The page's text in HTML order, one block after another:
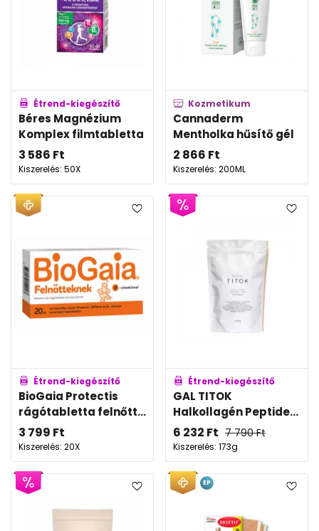
Étrend-kiegészítő
Béres Magnézium
Komplex filmtabletta
3 586 Ft
Kiszerelés: 50X
Kozmetikum
Cannaderm
Mentholka hűsítő gél
2 866 Ft
Kiszerelés: 200ML
Étrend-kiegészítő
BioGaia Protectis
rágótabletta felnőtt...
3 799 Ft
Kiszerelés: 20X
Étrend-kiegészítő
GAL TITOK
Halkollagén Peptide...
6 232 Ft 7 790Ft
Kiszerelés: 173g
EP